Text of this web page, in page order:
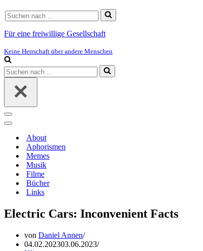
Suchen
nach …
Für eine freiwillige Gesellschaft
Keine Herrschaft über andere Menschen
Suchen
nach …
Navigations-
Menü
Navigations-
About
Aphorismen
Memes
Musik
Filme
Bücher
Links
Electric Cars: Inconvenient Facts
von Daniel Annen
04.02.202303.06.2023